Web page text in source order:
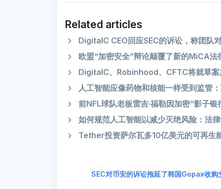
Related articles
DigitalC CEO回应SEC的诉讼，称团队
欧盟“加密安全”辩论颠覆了新的MiCA法
DigitalC、Robinhood、CFTC将就草案
人工智能应像药物和核能一样受到监管
前NFL球队老板雷吉·福勒因加密“影子
如何规范人工智能以减少灭绝风险：法
Tether投资萨尔瓦多10亿美元的可再生
SEC对币安的诉讼拖延了韩国Gopax收购